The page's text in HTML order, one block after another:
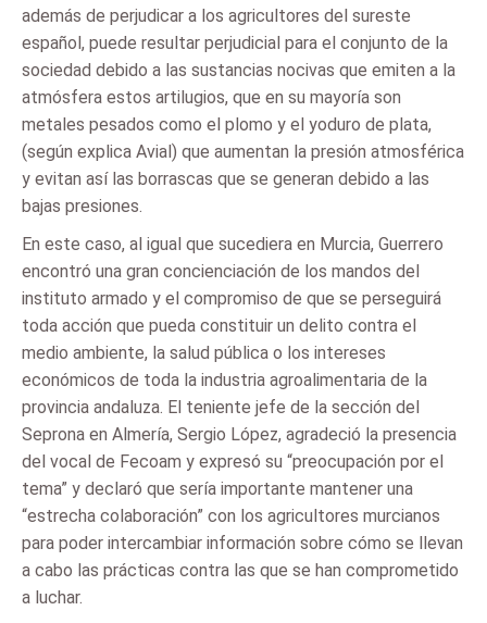
además de perjudicar a los agricultores del sureste
español, puede resultar perjudicial para el conjunto de la
sociedad debido a las sustancias nocivas que emiten a la
atmósfera estos artilugios, que en su mayoría son
metales pesados como el plomo y el yoduro de plata,
(según explica Avial) que aumentan la presión atmosférica
y evitan así las borrascas que se generan debido a las
bajas presiones.
En este caso, al igual que sucediera en Murcia, Guerrero
encontró una gran concienciación de los mandos del
instituto armado y el compromiso de que se perseguirá
toda acción que pueda constituir un delito contra el
medio ambiente, la salud pública o los intereses
económicos de toda la industria agroalimentaria de la
provincia andaluza. El teniente jefe de la sección del
Seprona en Almería, Sergio López, agradeció la presencia
del vocal de Fecoam y expresó su “preocupación por el
tema” y declaró que sería importante mantener una
“estrecha colaboración” con los agricultores murcianos
para poder intercambiar información sobre cómo se llevan
a cabo las prácticas contra las que se han comprometido
a luchar.